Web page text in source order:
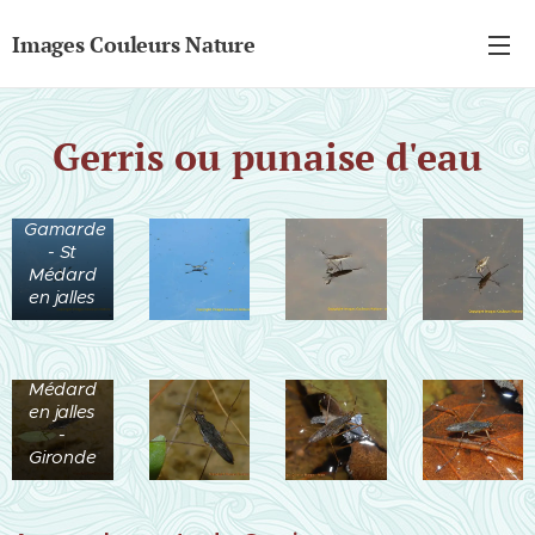
Images Couleurs Nature
Gerris ou punaise d'eau
Ruisseau
de la
Gamarde
- St
Médard
en jalles
Ruisseau
de la
Gamarde
- St
Médard
en jalles
-
Gironde